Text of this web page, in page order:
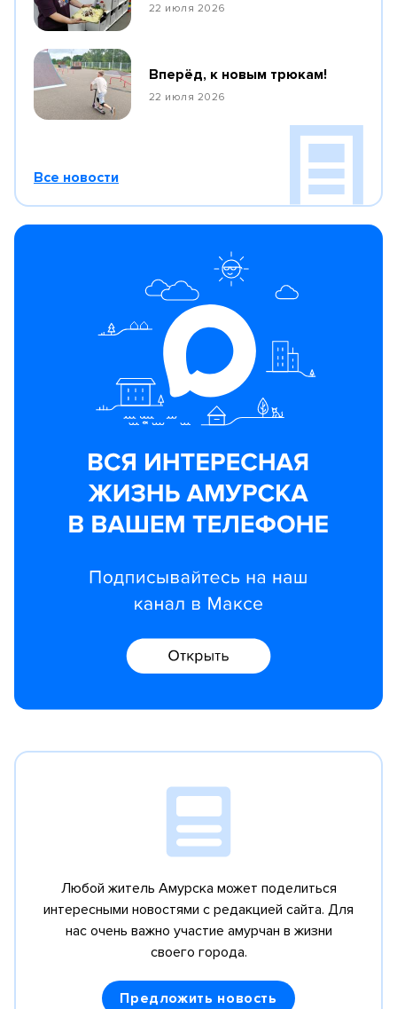
22 июля 2026
Вперёд, к новым трюкам!
22 июля 2026
Все новости
Любой житель Амурска может поделиться
интересными новостями с редакцией сайта. Для
нас очень важно участие амурчан в жизни
своего города.
Предложить новость